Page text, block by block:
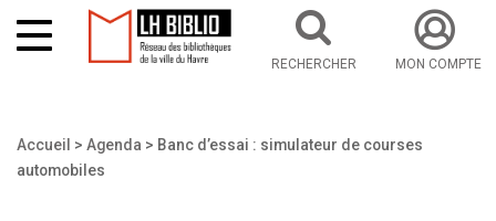
RECHERCHER MON COMPTE
Accueil Agenda
Banc d’essai : simulateur de courses
automobiles